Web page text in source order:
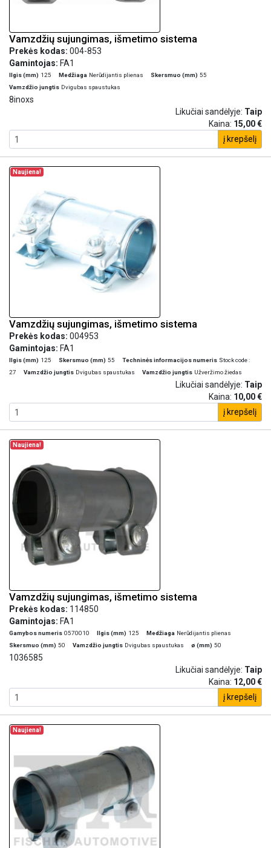
Vamzdžių sujungimas, išmetimo sistema
Prekės kodas: 004-853
Gamintojas: FA1
Ilgis (mm) 125 Medžiaga Nerūdijantis plienas Skersmuo (mm) 55
Vamzdžio jungtis Dvigubas spaustukas
8inoxs
Likučiai sandėlyje: Taip
Kaina: 15,00 €
į krepšelį
Naujiena!
Vamzdžių sujungimas, išmetimo sistema
Prekės kodas: 004953
Gamintojas: FA1
Ilgis (mm) 125 Skersmuo (mm) 55 Techninės informacijos numeris Stock code :
27
Vamzdžio jungtis Dvigubas spaustukas Vamzdžio jungtis Užveržimo žiedas
Likučiai sandėlyje: Taip
Kaina: 10,00 €
į krepšelį
Naujiena!
Vamzdžių sujungimas, išmetimo sistema
Prekės kodas: 114850
Gamintojas: FA1
Gamybos numeris 0570010 Ilgis (mm) 125 Medžiaga Nerūdijantis plienas
Skersmuo (mm) 50 Vamzdžio jungtis Dvigubas spaustukas ø (mm) 50
1036585
Likučiai sandėlyje: Taip
Kaina: 12,00 €
į krepšelį
Naujiena!